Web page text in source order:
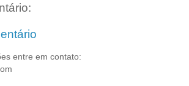
entre em contato: